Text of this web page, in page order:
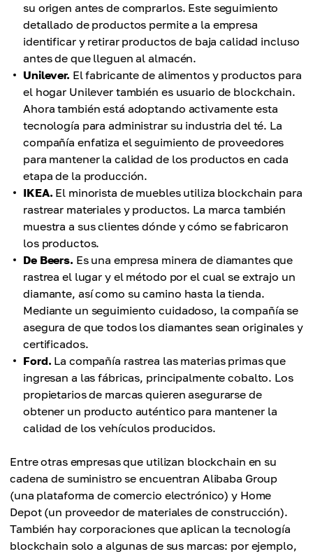
su origen antes de comprarlos. Este seguimiento
detallado de productos permite a la empresa
identificar y retirar productos de baja calidad incluso
antes de que lleguen al almacén.
Unilever. El fabricante de alimentos y productos para
el hogar Unilever también es usuario de blockchain.
Ahora también está adoptando activamente esta
tecnología para administrar su industria del té. La
compañía enfatiza el seguimiento de proveedores
para mantener la calidad de los productos en cada
etapa de la producción.
IKEA. El minorista de muebles utiliza blockchain para
rastrear materiales y productos. La marca también
muestra a sus clientes dónde y cómo se fabricaron
los productos.
De Beers. Es una empresa minera de diamantes que
rastrea el lugar y el método por el cual se extrajo un
diamante, así como su camino hasta la tienda.
Mediante un seguimiento cuidadoso, la compañía se
asegura de que todos los diamantes sean originales y
certificados.
Ford. La compañía rastrea las materias primas que
ingresan a las fábricas, principalmente cobalto. Los
propietarios de marcas quieren asegurarse de
obtener un producto auténtico para mantener la
calidad de los vehículos producidos.
Entre otras empresas que utilizan blockchain en su
cadena de suministro se encuentran Alibaba Group
(una plataforma de comercio electrónico) y Home
Depot (un proveedor de materiales de construcción).
También hay corporaciones que aplican la tecnología
blockchain solo a algunas de sus marcas: por ejemplo,